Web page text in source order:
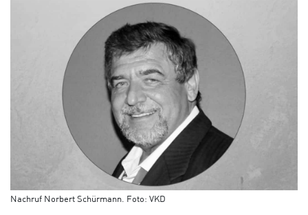
Nachruf Norbert Schürmann. Foto: VKD